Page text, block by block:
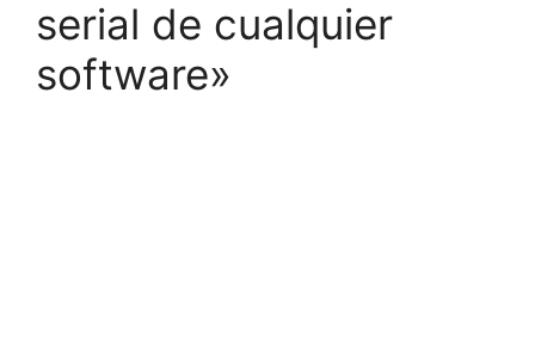
serial de cualquier
software»